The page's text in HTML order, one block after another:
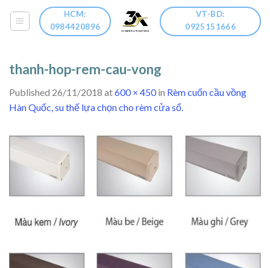
HCM:
0984420896
VT-BD:
0925151666
thanh-hop-rem-cau-vong
Published 26/11/2018 at600 × 450in Rèm cuốn cầu vồng
Hàn Quốc, su thế lựa chọn cho rèm cửa sổ.